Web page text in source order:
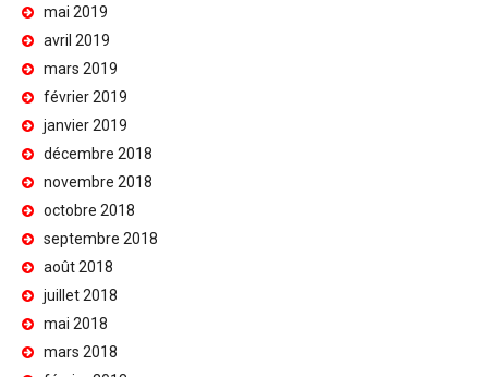
mai 2019
avril 2019
mars 2019
février 2019
janvier 2019
décembre 2018
novembre 2018
octobre 2018
septembre 2018
août 2018
juillet 2018
mai 2018
mars 2018